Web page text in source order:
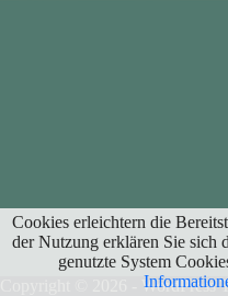
Copyright © 2026 - WordPress
Cookies erleichtern die
der Nutzung erklären Sie sich
genutzte System